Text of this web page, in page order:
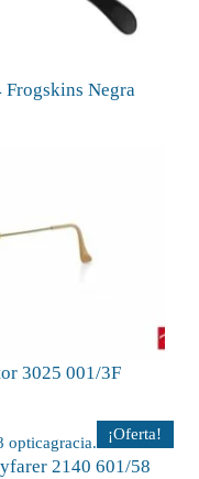
Frogskins Negra
3025 001/3F
¡Oferta!
2140 601/58